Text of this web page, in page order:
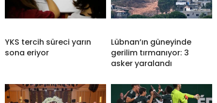
YKS tercih süreci yarın
sona eriyor
Lübnan’ın güneyinde
gerilim tırmanıyor: 3
asker yaralandı